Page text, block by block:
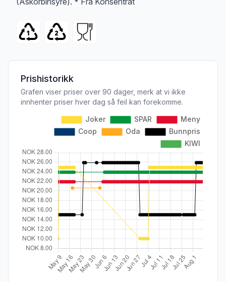
Prishistorikk
Grafen viser priser over 90 dager, merk at vi ikke
innhenter priser hver dag så feil kan forekomme.